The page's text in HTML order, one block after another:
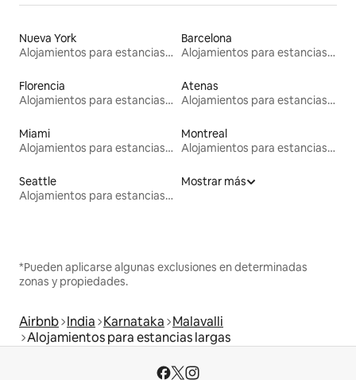
Nueva York
Alojamientos para estancias largas
Barcelona
Alojamientos para estancias largas
Florencia
Alojamientos para estancias largas
Atenas
Alojamientos para estancias largas
Miami
Alojamientos para estancias largas
Montreal
Alojamientos para estancias largas
Seattle
Alojamientos para estancias largas
Mostrar más
*Pueden aplicarse algunas exclusiones en determinadas
zonas y propiedades.
Airbnb India Karnataka Malavalli
Alojamientos para estancias largas